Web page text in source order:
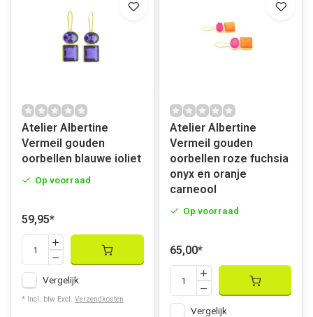
Atelier Albertine
Vermeil gouden
oorbellen blauwe ioliet
Op voorraad
59,95*
Vergelijk
* Incl. btw Excl. Verzendkosten
Atelier Albertine
Vermeil gouden
oorbellen roze fuchsia
onyx en oranje
carneool
Op voorraad
65,00*
Vergelijk